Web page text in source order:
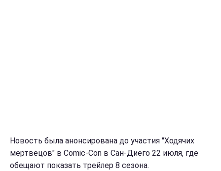
Новость была анонсирована до участия "Ходячих
мертвецов" в Comic-Con в Сан-Диего 22 июля, где
обещают показать трейлер 8 сезона.